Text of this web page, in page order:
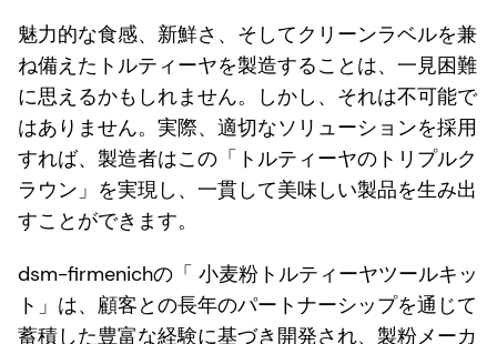
魅力的な食感、新鮮さ、そしてクリーンラベルを兼
ね備えたトルティーヤを製造することは、一見困難
に思えるかもしれません。しかし、それは不可能で
はありません。実際、適切なソリューションを採用
すれば、製造者はこの「トルティーヤのトリプルク
ラウン」を実現し、一貫して美味しい製品を生み出
すことができます。
dsm-firmenichの「 小麦粉トルティーヤツールキッ
ト」は、顧客との長年のパートナーシップを通じて
蓄積した豊富な経験に基づき開発され、製粉メーカ